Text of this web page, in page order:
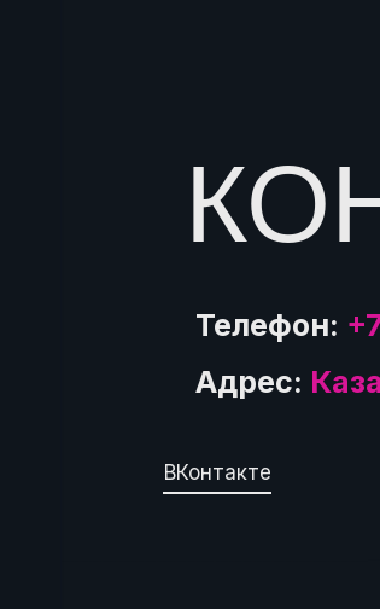
ВКонтакте
Телефон:
Адрес: